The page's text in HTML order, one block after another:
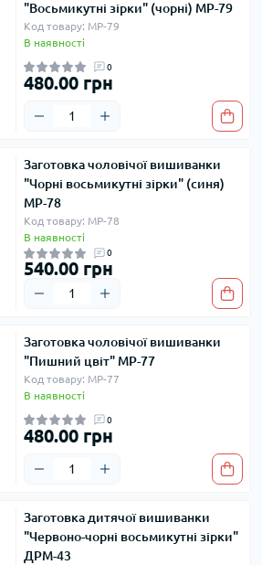
"Восьмикутні зірки" (чорні) МР-79
Код товару: МР-79
В наявності
0
480.00 грн
Заготовка чоловічої вишиванки
"Чорні восьмикутні зірки" (синя)
МР-78
Код товару: МР-78
В наявності
0
540.00 грн
Заготовка чоловічої вишиванки
"Пишний цвіт" МР-77
Код товару: МР-77
В наявності
0
480.00 грн
Заготовка дитячої вишиванки
"Червоно-чорні восьмикутні зірки"
ДРМ-43